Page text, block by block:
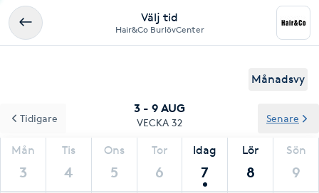
Välj tid
Hair&Co BurlövCenter
Månadsvy
3 - 9 AUG
VECKA 32
Mån
3
Tis
4
Ons
5
Tor
6
Idag
7
Lör
8
Sön
9
Tidigare Senare